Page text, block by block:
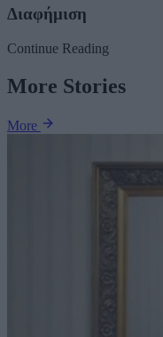
Διαφήμιση
Continue Reading
More Stories
More